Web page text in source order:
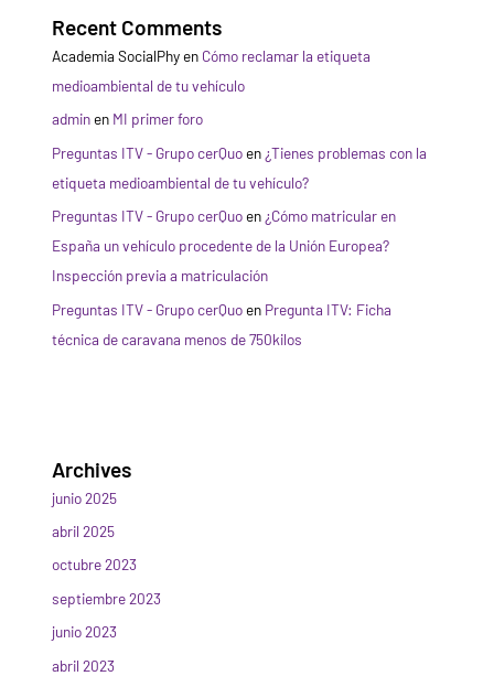
Recent Comments
Academia SocialPhyen Cómo reclamar la etiqueta
medioambiental de tu vehículo
adminen MI primer foro
Preguntas ITV - Grupo cerQuoen ¿Tienes problemas con la
etiqueta medioambiental de tu vehículo?
Preguntas ITV - Grupo cerQuoen ¿Cómo matricular en
España un vehículo procedente de la Unión Europea?
Inspección previa a matriculación
Preguntas ITV - Grupo cerQuoen Pregunta ITV: Ficha
técnica de caravana menos de 750kilos
Archives
junio 2025
abril 2025
octubre 2023
septiembre 2023
junio 2023
abril 2023